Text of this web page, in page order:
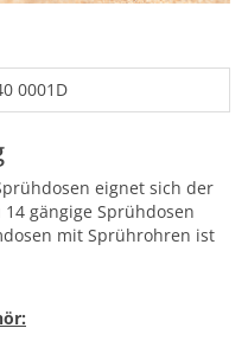
0001D
eignet sich der
gängige Sprühdosen
mit Sprührohren ist